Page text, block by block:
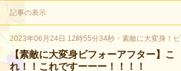
記事の表示
2023年06月24日 12時55分34秒 ・ 素敵に大変身！ビフォーアフター
【素敵に大変身ビフォーアフター】こ
れ！！これですーーー！！！！